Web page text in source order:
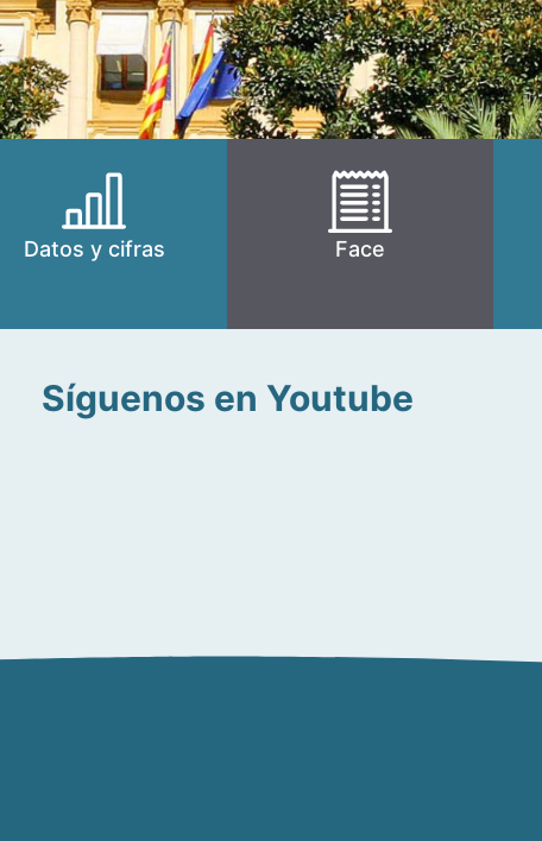
Datos y cifras Face
Síguenos en Youtube